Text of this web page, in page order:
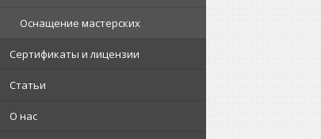
Оснащение мастерских
Сертификаты и лицензии
Статьи
О нас